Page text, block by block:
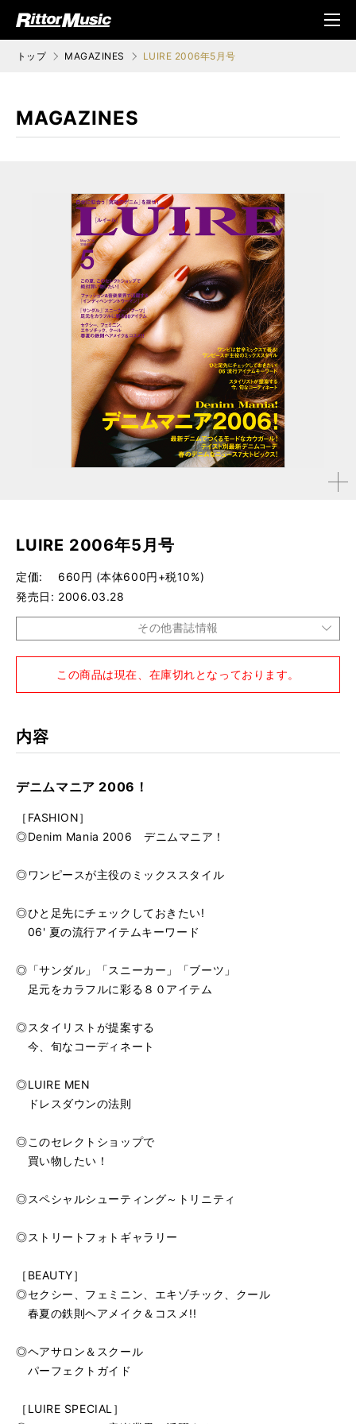
ジック (Rittor Musi
メニ
ュ
トップ MAGAZINES LUIRE 2006年5月号
MAGAZINES
拡大す
LUIRE 2006年5月号
定価
660円 (本体600円+税10%)
発売日
2006.03.28
その他書誌情報
雑誌
この商品は現在、在庫切れとなっております。
内容
デニムマニア 2006！
［FASHION］
◎Denim Mania 2006 デニムマニア！
◎ワンピースが主役のミックススタイル
◎ひと足先にチェックしておきたい!
06' 夏の流行アイテムキーワード
◎「サンダル」「スニーカー」「ブーツ」
足元をカラフルに彩る８０アイテム
◎スタイリストが提案する
今、旬なコーディネート
◎LUIRE MEN
ドレスダウンの法則
◎このセレクトショップで
買い物したい！
◎スペシャルシューティング～トリニティ
◎ストリートフォトギャラリー
［BEAUTY］
◎セクシー、フェミニン、エキゾチック、クール
春夏の鉄則ヘアメイク＆コスメ!!
◎ヘアサロン＆スクール
パーフェクトガイド
［LUIRE SPECIAL］